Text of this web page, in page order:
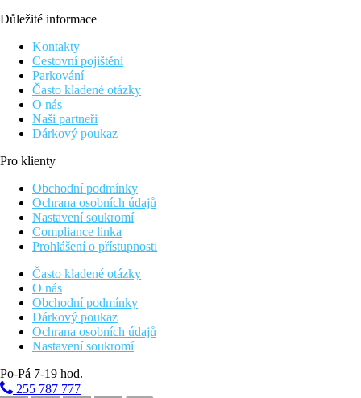
Důležité informace
Kontakty
Cestovní pojištění
Parkování
Často kladené otázky
O nás
Naši partneři
Dárkový poukaz
Pro klienty
Obchodní podmínky
Ochrana osobních údajů
Nastavení soukromí
Compliance linka
Prohlášení o přístupnosti
Často kladené otázky
O nás
Obchodní podmínky
Dárkový poukaz
Ochrana osobních údajů
Nastavení soukromí
Po-Pá 7-19 hod.
255 787 777